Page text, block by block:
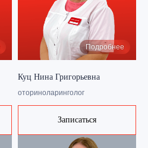
Подробнее
Куц Нина Григорьевна
оториноларинголог
Записаться